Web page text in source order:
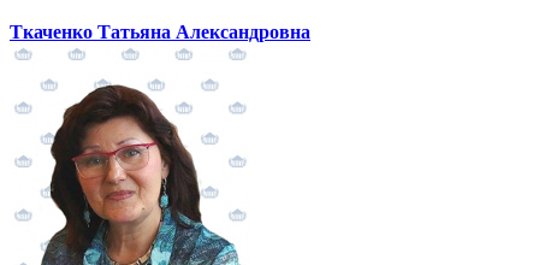
Ткаченко Татьяна Александровна